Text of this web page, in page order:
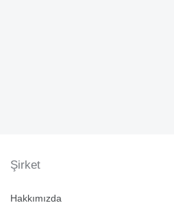
Şirket
Hakkımızda